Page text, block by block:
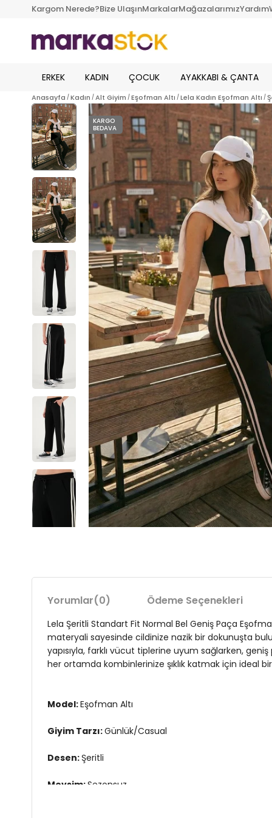
Kargom Nerede?Bize UlaşınMarkalarMağazalarımızYardım
ERKEK KADIN ÇOCUK AYAKKABI & ÇANTA
Anasayfa Kadın Alt Giyim Eşofman Altı Lela Kadın Eşofman Altı
KARGO
BEDAVA
Yorumlar(0) Ödeme Seçenekleri
Lela Şeritli Standart Fit Normal Bel Geniş Paça
materyali sayesinde cildinize nazik bir dokunuşta
yapısıyla, farklı vücut tiplerine uyum sağlarken,
her ortamda kombinlerinize şıklık katmak için ideal
Model:Eşofman Altı
Giyim Tarzı:Günlük/Casual
Desen: Şeritli
Mevsim:Sezonsuz